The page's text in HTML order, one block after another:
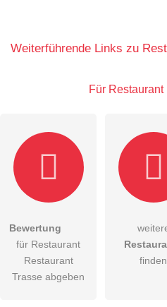
E-Mail-Adresse (wird nicht
Hiermit akzeptiere ich die
DieDatenschutzerklärung habe
Weiterführende Links zu
Für Restaurant
Bewertung
für Restaurant
Restaurant
Trasse abgeben
finden